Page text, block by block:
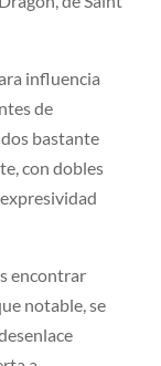
influencia
de
bastante
con dobles
encontrar
notable, se